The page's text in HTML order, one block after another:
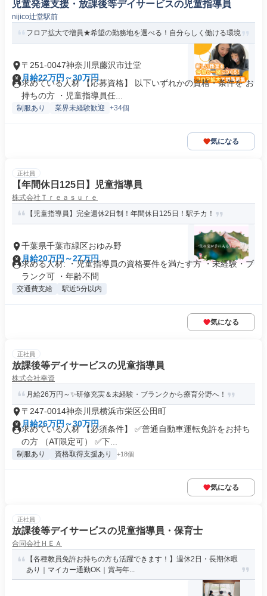
児童発達支援・放課後等デイサービスの児童指導員
nijico辻堂駅前
フロア拡大で増員★希望の勤務地を選べる！自分らしく働ける環境
〒251-0047神奈川県藤沢市辻堂
月給22万円～30万円
求めている人材 【応募資格】 以下いずれかの資格・条件を お
持ちの方 ・児童指導員任...
制服あり 業界未経験歓迎 +34個
気になる
正社員
【年間休日125日】児童指導員
株式会社Ｔｒｅａｓｕｒｅ
【児童指導員】完全週休2日制！年間休日125日！駅チカ！
千葉県千葉市緑区おゆみ野
月給20万円～27万円
求める人材: ・児童指導員の資格要件を満たす方 ・未経験・ブ
ランク可 ・年齢不問
交通費支給 駅近5分以内
気になる
正社員
放課後等デイサービスの児童指導員
株式会社幸資
月給26万円～✨研修充実＆未経験・ブランクから療育分野へ！
〒247-0014神奈川県横浜市栄区公田町
月給26万円～30万円
求めている人材 【必須条件】 ✅普通自動車運転免許をお持ち
の方 （AT限定可） ✅下...
制服あり 資格取得支援あり +18個
気になる
正社員
放課後等デイサービスの児童指導員・保育士
合同会社ＨＥＡ
【各種教員免許お持ちの方も活躍できます！】週休2日・長期休暇
あり｜マイカー通勤OK｜賞与年...